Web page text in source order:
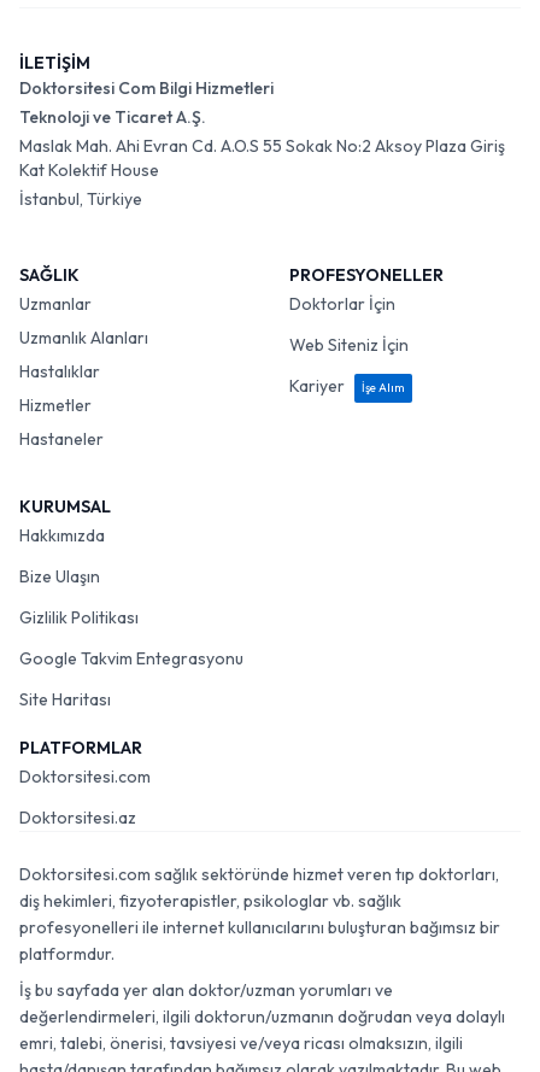
İLETİŞİM
Doktorsitesi Com Bilgi Hizmetleri
Teknoloji ve Ticaret A.Ş.
Maslak Mah. Ahi Evran Cd. A.O.S 55 Sokak No:2 Aksoy Plaza Giriş
Kat Kolektif House
İstanbul, Türkiye
SAĞLIK
Uzmanlar
Uzmanlık Alanları
Hastalıklar
Hizmetler
Hastaneler
PROFESYONELLER
Doktorlar İçin
Web Siteniz İçin
Kariyer
İşe Alım
KURUMSAL
Hakkımızda
Bize Ulaşın
Gizlilik Politikası
Google Takvim Entegrasyonu
Site Haritası
PLATFORMLAR
Doktorsitesi.com
Doktorsitesi.az
Doktorsitesi.com sağlık sektöründe hizmet veren tıp doktorları,
diş hekimleri, fizyoterapistler, psikologlar vb. sağlık
profesyonelleri ile internet kullanıcılarını buluşturan bağımsız bir
platformdur.
İş bu sayfada yer alan doktor/uzman yorumları ve
değerlendirmeleri, ilgili doktorun/uzmanın doğrudan veya dolaylı
emri, talebi, önerisi, tavsiyesi ve/veya ricası olmaksızın, ilgili